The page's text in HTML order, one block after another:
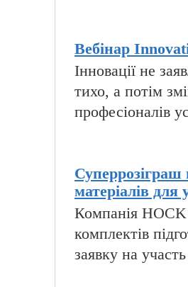
Вебінар
Інновації не
тихо, а потім
професіоналів
Суперрозіграш
матеріалів для
Компанія
комплектів
заявку на